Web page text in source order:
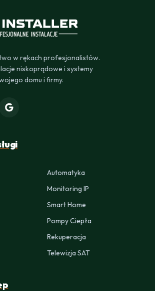
w rękach profesjonalistów.
niskoprądowe i systemy
domu i firmy.
Automatyka
Monitoring IP
Smart Home
Pompy Ciepła
Rekuperacja
Telewizja SAT